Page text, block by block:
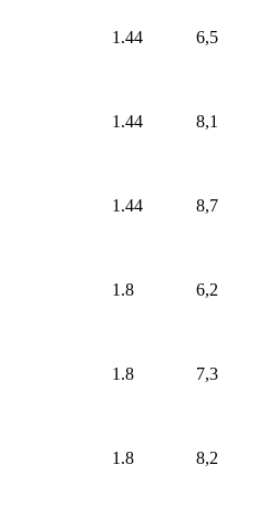
1.44 6,5
1.44 8,1
1.44 8,7
1.8 6,2
1.8 7,3
1.8 8,2